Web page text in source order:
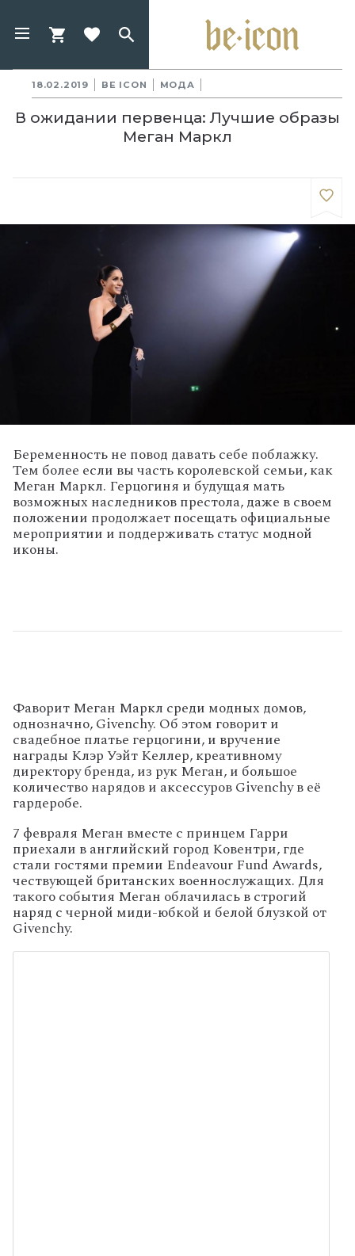
18.02.2019 BE ICON МОДА
В ожидании первенца: Лучшие образы
Меган Маркл
Беременность не повод давать себе поблажку.
Тем более если вы часть королевской семьи, как
Меган Маркл. Герцогиня и будущая мать
возможных наследников престола, даже в своем
положении продолжает посещать официальные
мероприятии и поддерживать статус модной
иконы.
Фаворит Меган Маркл среди модных домов,
однозначно, Givenchy. Об этом говорит и
свадебное платье герцогини, и вручение
награды Клэр Уэйт Келлер, креативному
директору бренда, из рук Меган, и большое
количество нарядов и аксессуров Givenchy в её
гардеробе.
7 февраля Меган вместе с принцем Гарри
приехали в английский город Ковентри, где
стали гостями премии Endeavour Fund Awards,
чествующей британских военнослужащих. Для
такого события Меган облачилась в строгий
наряд с черной миди-юбкой и белой блузкой от
Givenchy.